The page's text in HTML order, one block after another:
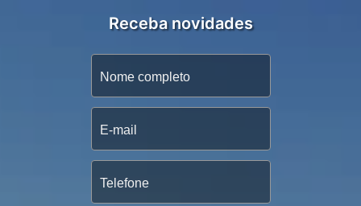
Receba novidades